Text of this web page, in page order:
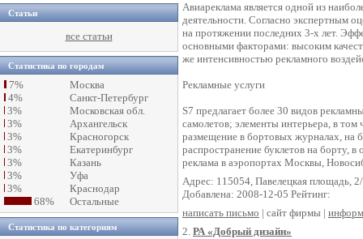
Статьи
все статьи
Статистика по городам
7%
Москва
4%
Санкт-Петербург
3%
Московская обл.
3%
Архангельск
3%
Красногорск
3%
Екатеринбург
3%
Казань
3%
Уфа
3%
Краснодар
68%
Остальные
Статистика по категориям
Авиареклама является одной из
деятельности. Согласно экспертным
на протяжении последних 3-х лет.
основными факторами: высоким
же интенсивностью рекламного
Рекламные услуги
S7 предлагает более 30 видов
самолетов; элементы интерьера, в том
размещение в бортовых журналах, на
распространение буклетов на борту,
реклама в аэропортах Москвы,
Адрес: 115054, Павелецкая площадь,
Добавлена: 2008-12-05 Рейтинг:
написать письмо | сайт фирмы |
2. РА «Добрый дизайн»